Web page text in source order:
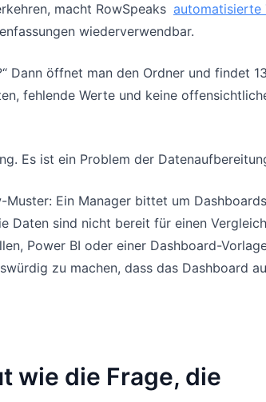
macht RowSpeaks automatisierte
wiederverwendbar.
Dann öffnet man den Ordner und findet
fehlende Werte und keine
Es ist ein Problem der
Ein Manager bittet um
sind nicht bereit für einen
Power BI oder einer Dashboard-
zu machen, dass das Dashboard
wie die Frage, die